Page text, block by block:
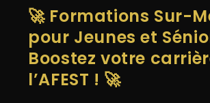
🚀 Formations Sur-
pour Jeunes et
Boostez votre
l’AFEST ! 🚀